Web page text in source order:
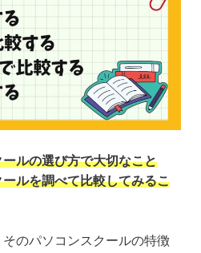
ルの選び方で大切なこと
ルを調べて比較してみるこ
のパソコンスクールの特徴